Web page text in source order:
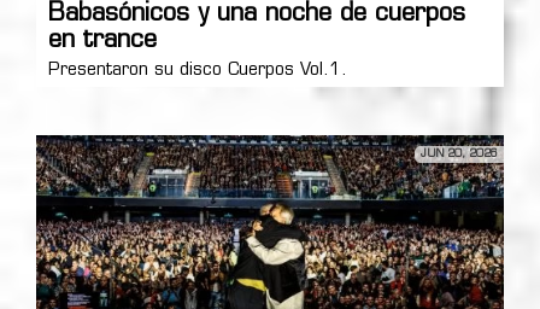
Babasónicos y una noche de cuerpos
en trance
Presentaron su disco Cuerpos Vol.1.
JUN 20, 2026